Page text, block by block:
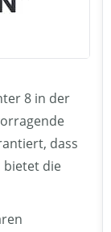
8 in der
dass
bietet die